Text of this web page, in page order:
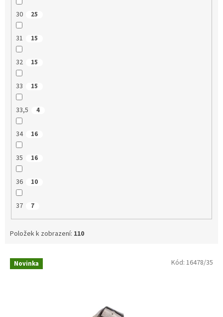
30 25
31 15
32 15
33 15
33,5 4
34 16
35 16
36 10
37 7
Položek k zobrazení: 110
V Novinka Kód: 16478/35